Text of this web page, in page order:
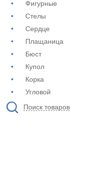
Фигурные
Стелы
Сердце
Плащаница
Бюст
Купол
Корка
Угловой
Поиск товаров